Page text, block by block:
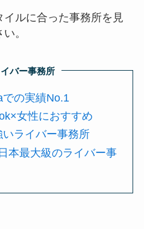
ルに合った事務所を見
。
バー事務所
の実績No.1
女性におすすめ
ライバー事務所
本最大級のライバー事